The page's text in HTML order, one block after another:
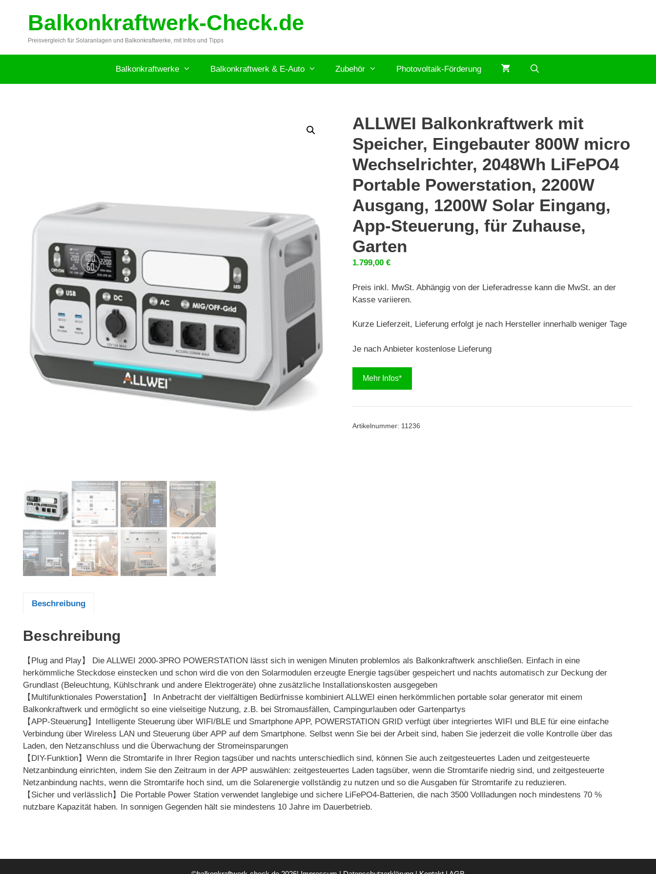
springenBalkonkraftwerk-Check.de
Preisvergleich für Solaranlagen und Balkonkraftwerke, mit Infos und Tipps
Balkonkraftwerke Balkonkraftwerk & E-Auto Zubehör Photovoltaik-Förderung
ALLWEI Balkonkraftwerk mit
Speicher, Eingebauter 800W micro
Wechselrichter, 2048Wh LiFePO4
Portable Powerstation, 2200W
Ausgang, 1200W Solar Eingang,
App-Steuerung, für Zuhause,
Garten
1.799,00 €
Preis inkl. MwSt. Abhängig von der Lieferadresse kann die MwSt. an der
Kasse variieren.
Kurze Lieferzeit, Lieferung erfolgt je nach Hersteller innerhalb weniger Tage
Je nach Anbieter kostenlose Lieferung
Mehr Infos*
Artikelnummer: 11236
Beschreibung
Beschreibung
【Plug and Play】 Die ALLWEI 2000-3PRO POWERSTATION lässt sich in wenigen Minuten problemlos als Balkonkraftwerk anschließen. Einfach in eine
herkömmliche Steckdose einstecken und schon wird die von den Solarmodulen erzeugte Energie tagsüber gespeichert und nachts automatisch zur Deckung der
Grundlast (Beleuchtung, Kühlschrank und andere Elektrogeräte) ohne zusätzliche Installationskosten ausgegeben
【Multifunktionales Powerstation】 In Anbetracht der vielfältigen Bedürfnisse kombiniert ALLWEI einen herkömmlichen portable solar generator mit einem
Balkonkraftwerk und ermöglicht so eine vielseitige Nutzung, z.B. bei Stromausfällen, Campingurlauben oder Gartenpartys
【APP-Steuerung】Intelligente Steuerung über WIFI/BLE und Smartphone APP, POWERSTATION GRID verfügt über integriertes WIFI und BLE für eine einfache
Verbindung über Wireless LAN und Steuerung über APP auf dem Smartphone. Selbst wenn Sie bei der Arbeit sind, haben Sie jederzeit die volle Kontrolle über das
Laden, den Netzanschluss und die Überwachung der Stromeinsparungen
【DIY-Funktion】Wenn die Stromtarife in Ihrer Region tagsüber und nachts unterschiedlich sind, können Sie auch zeitgesteuertes Laden und zeitgesteuerte
Netzanbindung einrichten, indem Sie den Zeitraum in der APP auswählen: zeitgesteuertes Laden tagsüber, wenn die Stromtarife niedrig sind, und zeitgesteuerte
Netzanbindung nachts, wenn die Stromtarife hoch sind, um die Solarenergie vollständig zu nutzen und so die Ausgaben für Stromtarife zu reduzieren.
【Sicher und verlässlich】Die Portable Power Station verwendet langlebige und sichere LiFePO4-Batterien, die nach 3500 Vollladungen noch mindestens 70 %
nutzbare Kapazität haben. In sonnigen Gegenden hält sie mindestens 10 Jahre im Dauerbetrieb.